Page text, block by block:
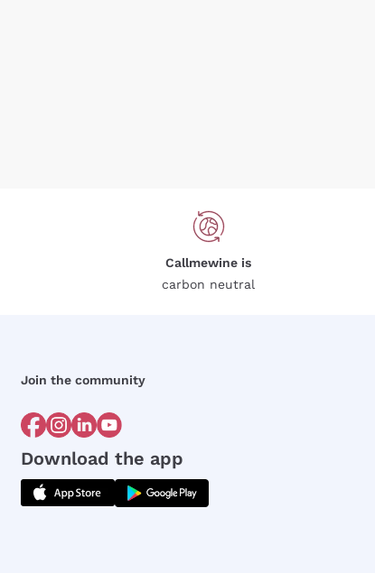
Callmewine is
carbon neutral
Join the community
Download the app